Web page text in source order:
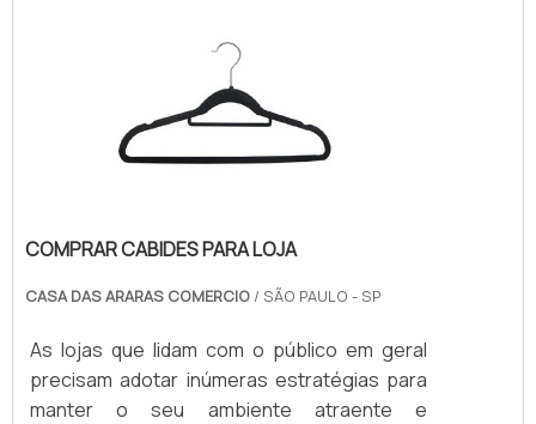
COMPRAR CABIDES PARA LOJA
CASA DAS ARARAS COMERCIO / SÃO PAULO - SP
As lojas que lidam com o público em geral
precisam adotar inúmeras estratégias para
manter o seu ambiente atraente e